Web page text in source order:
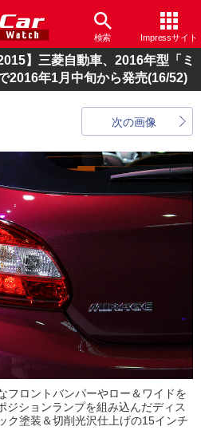
検索 Impressサイト
】三菱自動車、2016年型「ミ
2016年1月中旬から発売(16/52)
次の画像
フロントバンパーやロー＆ワイドを
ジションランプを組み込んだディス
ク塗装＆切削光沢仕上げの15インチ